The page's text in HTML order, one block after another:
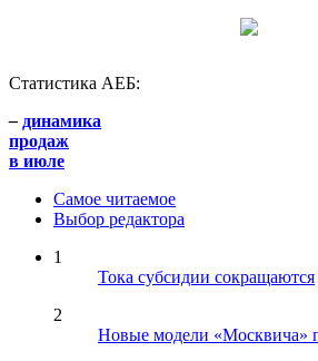
Статистика АЕБ:
– динамика
продаж
в июле
Самое читаемое
Выбор редактора
1
Тока субсидии сокращаются
2
Новые модели «Москвича»